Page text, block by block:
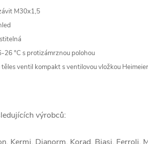
M30x1,5
26 °C s protizámrznou polohou
ventil kompakt s ventilovou vložkou Heimeier
výrobců: